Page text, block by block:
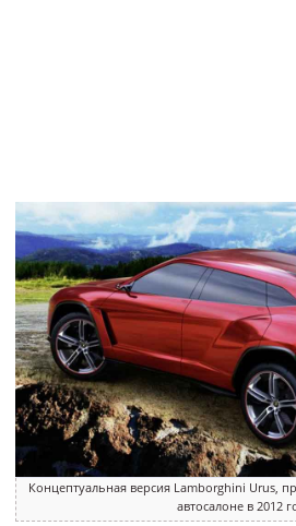
Концептуальная версия Lamborghini Urus,
автосалоне в 2012